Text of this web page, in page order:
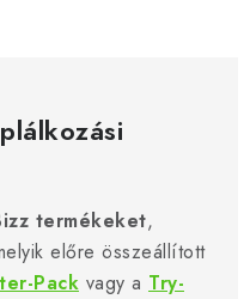
termékeket,
előre összeállított
Pack vagy a Try-